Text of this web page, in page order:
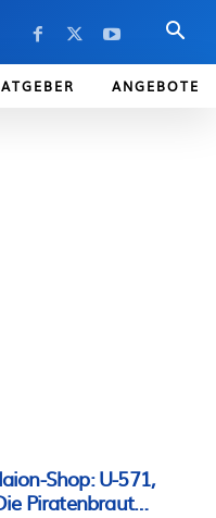
ANGEBOTE
Shop: U-571,
Piratenbraut…